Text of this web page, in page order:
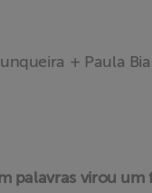
+ Paula
palavras virou um